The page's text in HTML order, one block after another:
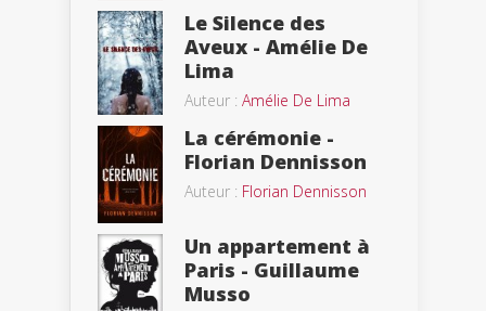
Le Silence des
Aveux - Amélie De
Lima
Auteur : Amélie De Lima
La cérémonie -
Florian Dennisson
Auteur : Florian Dennisson
Un appartement à
Paris - Guillaume
Musso